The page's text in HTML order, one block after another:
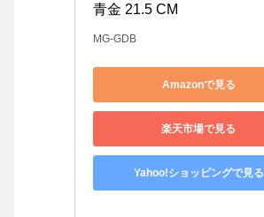
青金 21.5 CM
MG-GDB
Amazonで見る
楽天市場で見る
Yahoo!ショッピングで見る